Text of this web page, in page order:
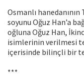
Osmanlı
soyunu Oğuz Han’a
oğluna Oğuz Han,
isimlerinin verilmesi
içerisinde bilinçli bir
***